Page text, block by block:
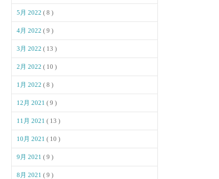
5月 2022( 8 )
4月 2022( 9 )
3月 2022( 13 )
2月 2022( 10 )
1月 2022( 8 )
12月 2021( 9 )
11月 2021( 13 )
10月 2021( 10 )
9月 2021( 9 )
8月 2021( 9 )